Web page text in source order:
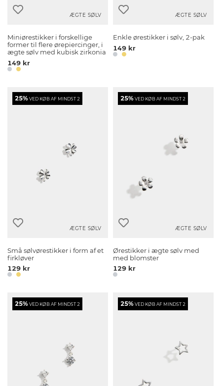
ÆGTE SØLV
Miniørestikker i forskellige
former til flere ørepiercinger, i
ægte sølv med kubisk zirkonia
149 kr
ÆGTE SØLV
Enkle ørestikker i sølv, 2-pak
149 kr
25%VED KØB AF MINDST 2
ÆGTE SØLV
Små sølvørestikker i form af et
firkløver
129 kr
25%VED KØB AF MINDST 2
ÆGTE SØLV
Ørestikker i ægte sølv med
med blomster
129 kr
25%VED KØB AF MINDST 2 25%VED KØB AF MINDST 2